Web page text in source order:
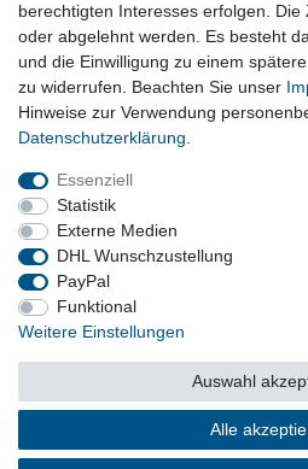
Vertrag
Impressum
Barrierefreiheitserklärung
Vertrag widerrufen
© Copyright 2026 | Alle
berechtigten Interesses erfolgen.
oder abgelehnt werden. Es besteht
und die Einwilligung zu einem
zu widerrufen. Beachten Sie unser
Hinweise zur Verwendung
Daten­schutz­erklärung
Essenziell
Statistik
Externe Medien
DHL Wunschzustellung
PayPal
Funktional
Weitere Einstellungen
Alle
Auswahl